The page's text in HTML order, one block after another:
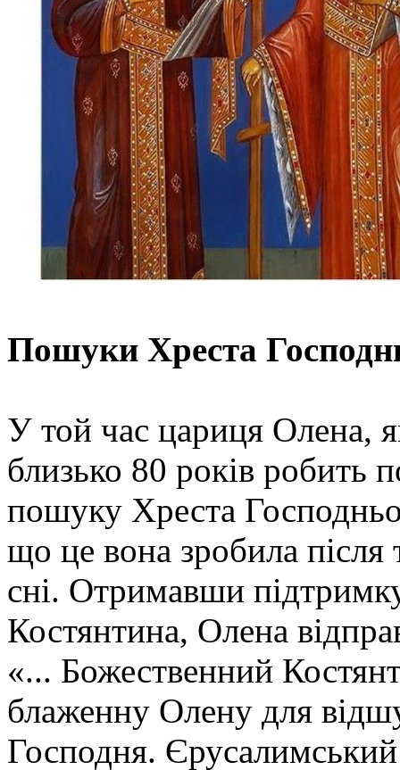
Пошуки Хреста
У той час цариця Олена,
близько 80 років робить
пошуку Хреста
що це вона зробила після
сні. Отримавши
Костянтина, Олена
«... Божественний
блаженну Олену для
Господня.